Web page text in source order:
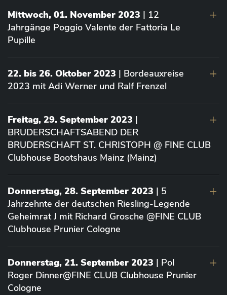
Mittwoch, 01. November 2023 | 12
Jahrgänge Poggio Valente der Fattoria Le
Pupille
22. bis 26. Oktober 2023 | Bordeauxreise
2023 mit Adi Werner und Ralf Frenzel
Freitag, 29. September 2023 |
BRUDERSCHAFTSABEND DER
BRUDERSCHAFT ST. CHRISTOPH @ FINE CLUB
Clubhouse Bootshaus Mainz (Mainz)
Donnerstag, 28. September 2023 | 5
Jahrzehnte der deutschen Riesling-Legende
Geheimrat J mit Richard Grosche @FINE CLUB
Clubhouse Prunier Cologne
Donnerstag, 21. September 2023 | Pol
Roger Dinner@FINE CLUB Clubhouse Prunier
Cologne